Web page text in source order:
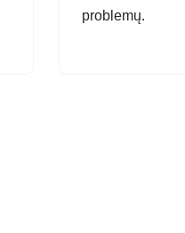
problemų.